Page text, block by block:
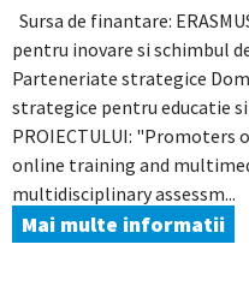
Sursa de finantare:
pentru inovare si schimbul
Parteneriate strategice
strategice pentru educatie
PROIECTULUI: "Promoters
online training and
multidisciplinary assessm...
Mai multe informatii